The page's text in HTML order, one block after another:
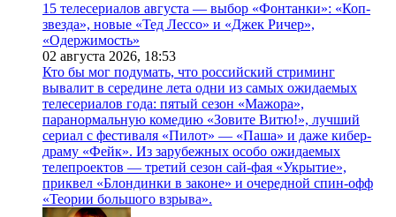
15 телесериалов августа — выбор «Фонтанки»: «Коп-
звезда», новые «Тед Лессо» и «Джек Ричер»,
«Одержимость»
02 августа 2026, 18:53
Кто бы мог подумать, что российский стриминг
вывалит в середине лета одни из самых ожидаемых
телесериалов года: пятый сезон «Мажора»,
паранормальную комедию «Зовите Витю!», лучший
сериал с фестиваля «Пилот» — «Паша» и даже кибер-
драму «Фейк». Из зарубежных особо ожидаемых
телепроектов — третий сезон сай-фая «Укрытие»,
приквел «Блондинки в законе» и очередной спин-офф
«Теории большого взрыва».